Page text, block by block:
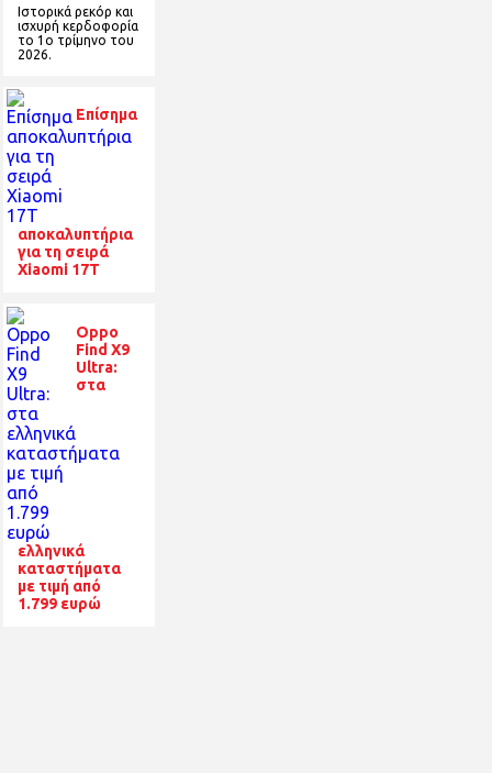
Ιστορικά ρεκόρ και
ισχυρή κερδοφορία
το 1o τρίμηνο του
2026.
Επίσημα
αποκαλυπτήρια
για τη σειρά
Xiaomi 17T
Oppo
Find X9
Ultra:
στα
ελληνικά
καταστήματα
με τιμή από
1.799 ευρώ